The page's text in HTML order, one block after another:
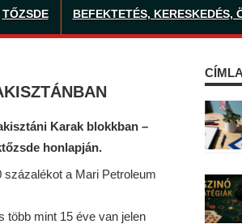
TŐZSDE BEFEKTETÉS, KERESKEDÉS,
Karak blokkban –
honlapján.
a Mari Petroleum
több mint 15 éve van jelen